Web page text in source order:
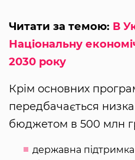
Читати за темою: В
Національну
2030 року
Крім основних
передбачається
бюджетом в 500 млн
державна